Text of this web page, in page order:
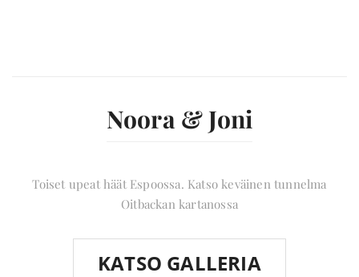
Noora & Joni
Toiset upeat häät Espoossa. Katso keväinen tunnelma
Oitbackan kartanossa
KATSO GALLERIA